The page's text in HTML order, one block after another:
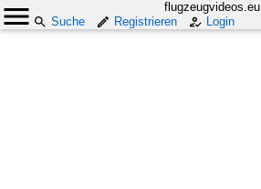
flugzeugvideos.eu
Suche
Registrieren Login